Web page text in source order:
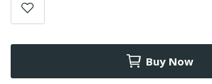
Buy Now